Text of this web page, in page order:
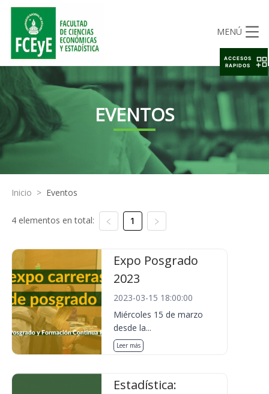
MENÚ
EVENTOS
Inicio > Eventos
4 elementos en total: 1
Expo Posgrado
2023
2023-03-15 18:00:00
Miércoles 15 de marzo
desde la...
Leer más
Estadística:
ACCESOS
RAPIDOS